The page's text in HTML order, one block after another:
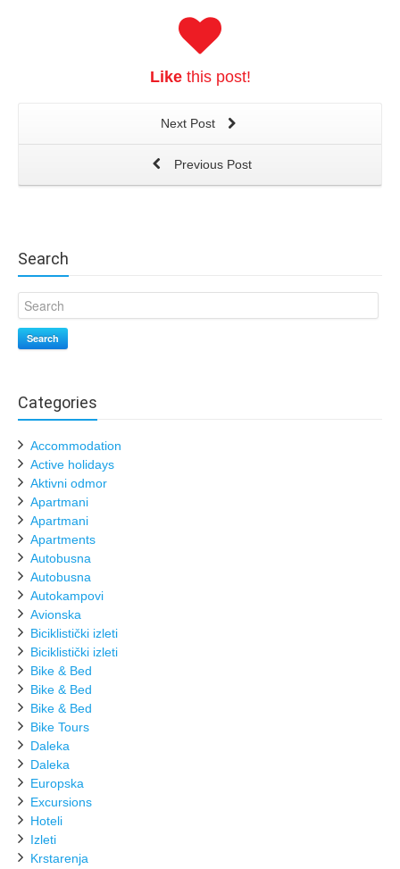
Likethis post!
Next Post
Previous Post
Search
Search
Categories
Accommodation
Active holidays
Aktivni odmor
Apartmani
Apartmani
Apartments
Autobusna
Autobusna
Autokampovi
Avionska
Biciklistički izleti
Biciklistički izleti
Bike & Bed
Bike & Bed
Bike & Bed
Bike Tours
Daleka
Daleka
Europska
Excursions
Hoteli
Izleti
Krstarenja